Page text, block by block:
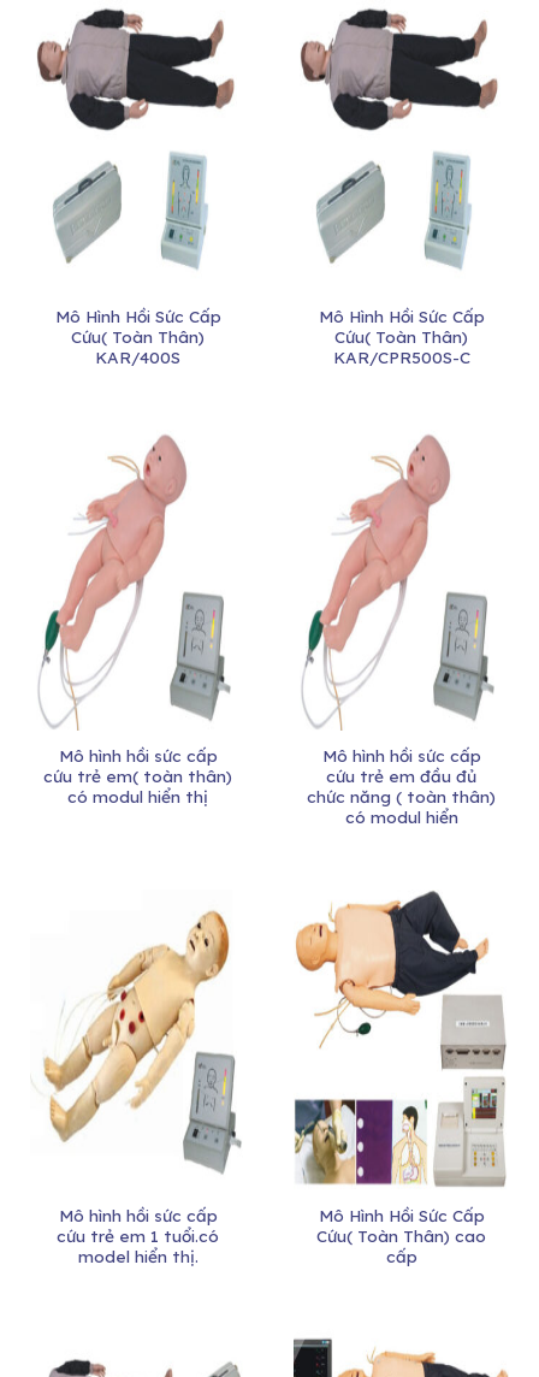
Mô Hình Hồi Sức Cấp
Cứu( Toàn Thân)
KAR/400S
Mô Hình Hồi Sức Cấp
Cứu( Toàn Thân)
KAR/CPR500S-C
Mô hình hồi sức cấp
cứu trẻ em( toàn thân)
có modul hiển thị
Mô hình hồi sức cấp
cứu trẻ em đầu đủ
chức năng ( toàn thân)
có modul hiển
Mô hình hồi sức cấp
cứu trẻ em 1 tuổi.có
model hiển thị.
Mô Hình Hồi Sức Cấp
Cứu( Toàn Thân) cao
cấp